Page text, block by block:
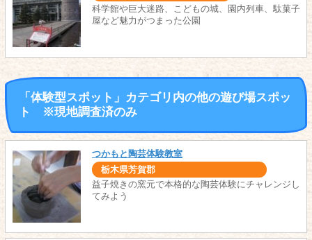
科学館や巨大迷路、こどもの城、園内列車、駄菓子
屋など魅力がつまった公園
「体験型スポット」カテゴリ内の他の遊び場スポッ
ト ※現地調査済のみ
つかもと陶芸体験教室
栃木県芳賀郡
益子焼きの窯元で本格的な陶芸体験にチャレンジし
てみよう